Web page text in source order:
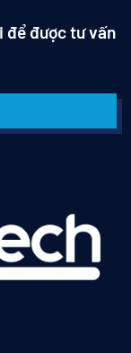
để được tư vấn